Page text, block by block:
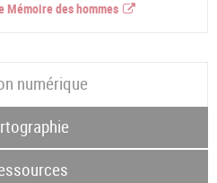
des hommes
numérique